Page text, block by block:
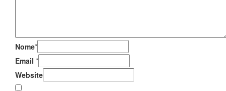
Nome*
Email *
Website